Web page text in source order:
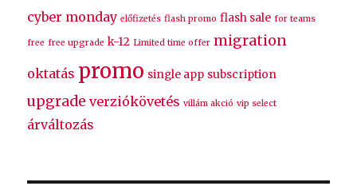
cyber monday előfizetés flash promo flash sale for teams
free free upgrade k-12 Limited time offer migration
oktatás promo single app subscription
upgrade verziókövetés villám akció vip select
árváltozás